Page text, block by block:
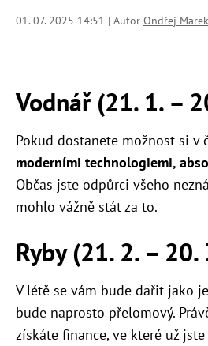
01. 07. 2025 14:51 | Autor Ondřej Marek
Vodnář (21. 1. –
Pokud dostanete možnost si v
moderními technologiemi,
Občas jste odpůrci všeho
mohlo vážně stát za to.
Ryby (21. 2. – 20.
V létě se vám bude dařit jako
bude naprosto přelomový.
získáte finance, ve které už